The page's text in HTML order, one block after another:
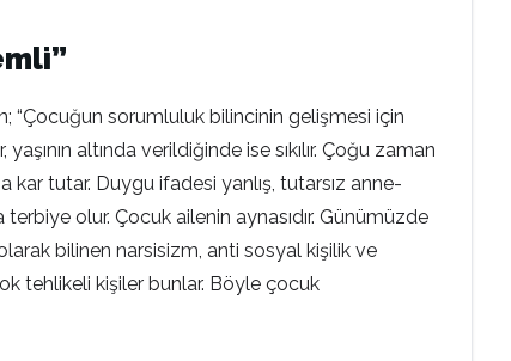
“Çocuğun sorumluluk bilincinin gelişmesi için
altında verildiğinde ise sıkılır. Çoğu zaman
kar tutar. Duygu ifadesi yanlış, tutarsız anne-
olur. Çocuk ailenin aynasıdır. Günümüzde
bilinen narsisizm, anti sosyal kişilik ve
tehlikeli kişiler bunlar. Böyle çocuk